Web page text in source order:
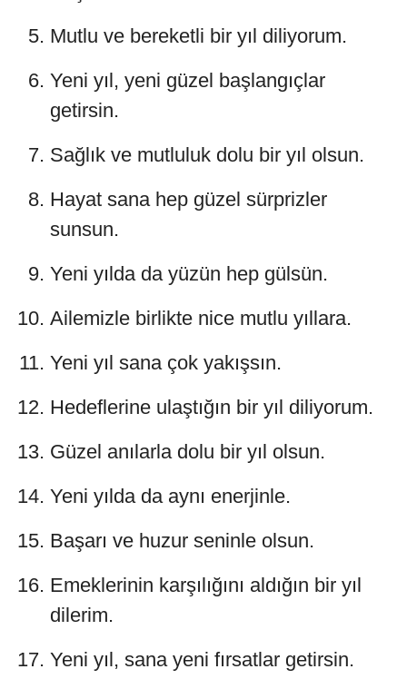
Mutlu ve bereketli bir yıl diliyorum.
Yeni yıl, yeni güzel başlangıçlar
getirsin.
Sağlık ve mutluluk dolu bir yıl olsun.
Hayat sana hep güzel sürprizler
sunsun.
Yeni yılda da yüzün hep gülsün.
Ailemizle birlikte nice mutlu yıllara.
Yeni yıl sana çok yakışsın.
Hedeflerine ulaştığın bir yıl diliyorum.
Güzel anılarla dolu bir yıl olsun.
Yeni yılda da aynı enerjinle.
Başarı ve huzur seninle olsun.
Emeklerinin karşılığını aldığın bir yıl
dilerim.
Yeni yıl, sana yeni fırsatlar getirsin.